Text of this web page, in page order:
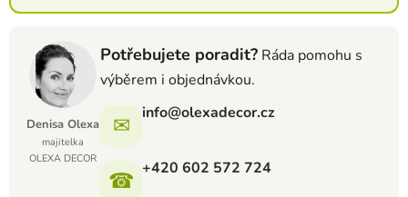
Denisa Olexa
majitelka
OLEXA DECOR
Potřebujete poradit? Ráda pomohu s
výběrem i objednávkou.
✉ info@olexadecor.cz
☎ +420 602 572 724